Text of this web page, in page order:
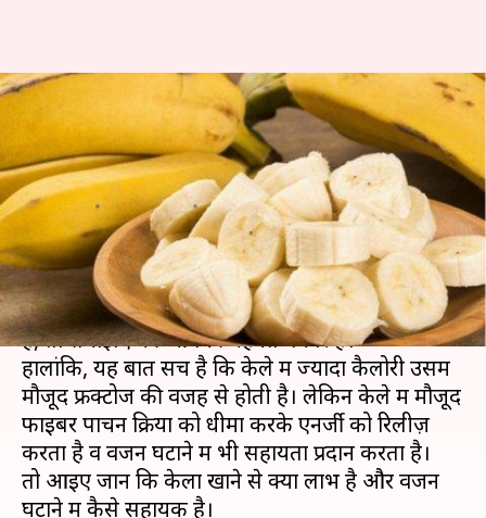
वजन घटाने में मददगार है केला, नाश्ते
में बनाएं केले से बनी ये तीन हेल्दी
डिश
लेखन अंजली Nov 07, 2019 02:55 pm
क्या है खबर?
अगर आप वजन कम करने में लगे हैं और केला नहीं खाते
हैं, तो समझिए की आपकी मेहनत बेकार है।
हालांकि, यह बात सच है कि केले में ज्‍यादा कैलोरी उसमें
मौजूद फ्रक्‍टोज की वजह से होती है। लेकिन केले में मौजूद
फाइबर पाचन क्रिया को धीमा करके एनर्जी को रिलीज़
करता है व वजन घटाने में भी सहायता प्रदान करता है।
तो आइए जानें कि केला खाने से क्या लाभ है और वजन